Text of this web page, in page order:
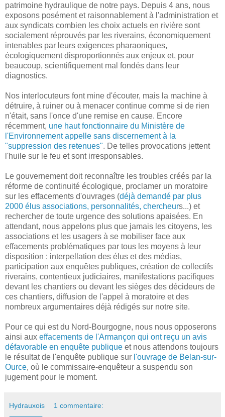
patrimoine hydraulique de notre pays. Depuis 4 ans, nous
exposons posément et raisonnablement à l'administration et
aux syndicats combien les choix actuels en rivière sont
socialement réprouvés par les riverains, économiquement
intenables par leurs exigences pharaoniques,
écologiquement disproportionnés aux enjeux et, pour
beaucoup, scientifiquement mal fondés dans leur
diagnostics.
Nos interlocuteurs font mine d'écouter, mais la machine à
détruire, à ruiner ou à menacer continue comme si de rien
n'était, sans l'once d'une remise en cause. Encore
récemment, une haut fonctionnaire du Ministère de
l'Environnement appelle sans discernement à la
"suppression des retenues". De telles provocations jettent
l'huile sur le feu et sont irresponsables.
Le gouvernement doit reconnaître les troubles créés par la
réforme de continuité écologique, proclamer un moratoire
sur les effacements d'ouvrages (déjà demandé par plus
2000 élus associations, personnalités, chercheurs...) et
rechercher de toute urgence des solutions apaisées. En
attendant, nous appelons plus que jamais les citoyens, les
associations et les usagers à se mobiliser face aux
effacements problématiques par tous les moyens à leur
disposition : interpellation des élus et des médias,
participation aux enquêtes publiques, création de collectifs
riverains, contentieux judiciaires, manifestations pacifiques
devant les chantiers ou devant les sièges des décideurs de
ces chantiers, diffusion de l'appel à moratoire et des
nombreux argumentaires déjà rédigés sur notre site.
Pour ce qui est du Nord-Bourgogne, nous nous opposerons
ainsi aux effacements de l'Armançon qui ont reçu un avis
défavorable en enquête publique et nous attendons toujours
le résultat de l'enquête publique sur l'ouvrage de Belan-sur-
Ource, où le commissaire-enquêteur a suspendu son
jugement pour le moment.
Hydrauxois 1 commentaire: